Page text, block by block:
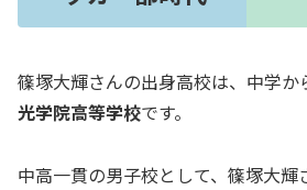
篠塚大輝さんの出身高校は、中学か
光学院高等学校です。
中高一貫の男子校として、篠塚大輝